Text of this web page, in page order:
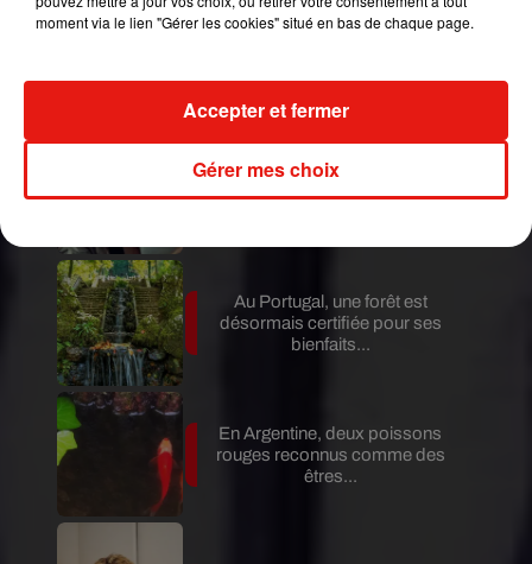
Benny Blanco invite Selena
Gomez et Becky G sur son
Au Portugal, une forêt est
désormais certifiée pour ses
bienfaits...
En Argentine, deux poissons
rouges reconnus comme des
êtres...
moment via le lien "Gérer les cookies" situé en bas de chaque page.
Gérer mes choix
Accepter et fermer